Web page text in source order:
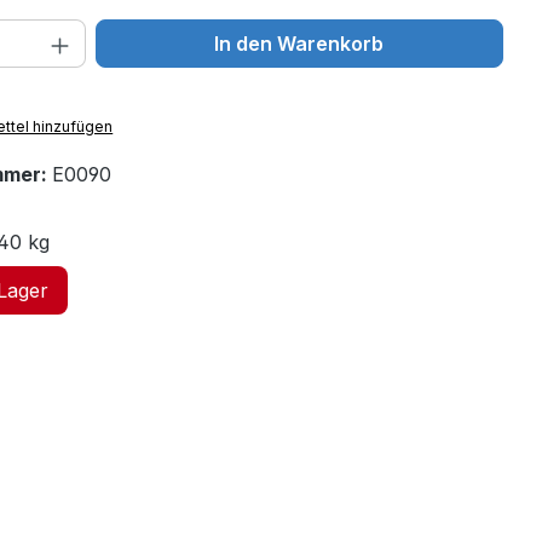
Anzahl: Gib den gewünschten Wert
In den Warenkorb
hinzufügen
E0090
kg